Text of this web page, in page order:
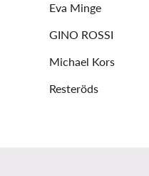
Eva Minge
GINO ROSSI
Michael Kors
Resteröds